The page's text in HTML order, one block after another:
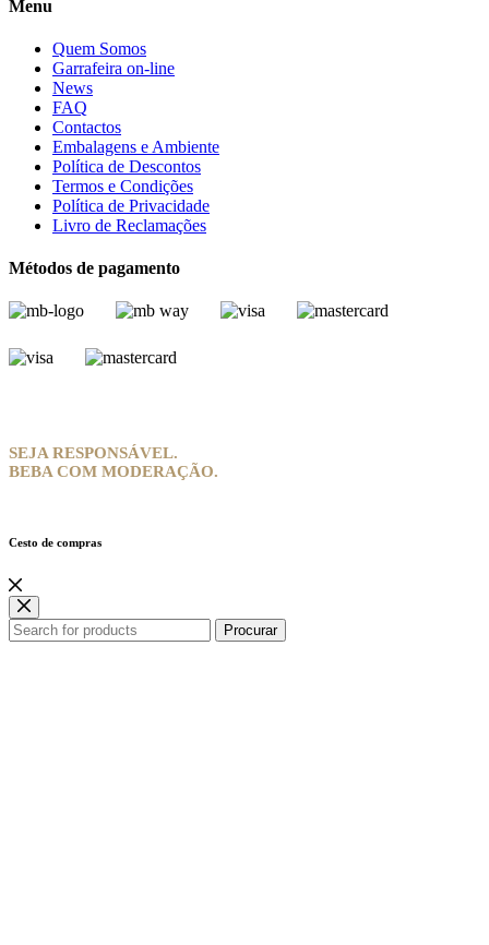
Menu
Quem Somos
Garrafeira on-line
News
FAQ
Contactos
Embalagens e Ambiente
Política de Descontos
Termos e Condições
Política de Privacidade
Livro de Reclamações
Métodos de pagamento
SEJA RESPONSÁVEL.
BEBA COM MODERAÇÃO.
Cesto de compras
Procurar